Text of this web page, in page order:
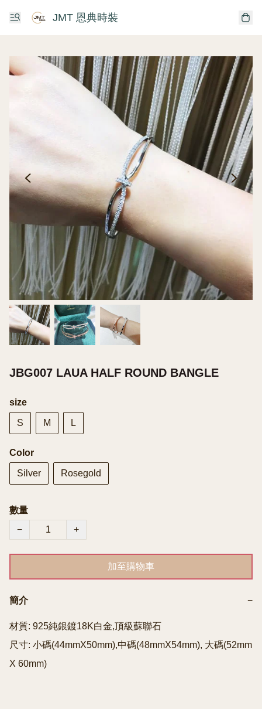
JMT 恩典時裝
JBG007 LAUA HALF ROUND BANGLE
size
S M L
Color
Silver Rosegold
數量
−
+
加至購物車
簡介 −
材質: 925純銀鍍18K白金,頂級蘇聯石
尺寸: 小碼(44mmX50mm),中碼(48mmX54mm), 大碼(52mm
X 60mm)